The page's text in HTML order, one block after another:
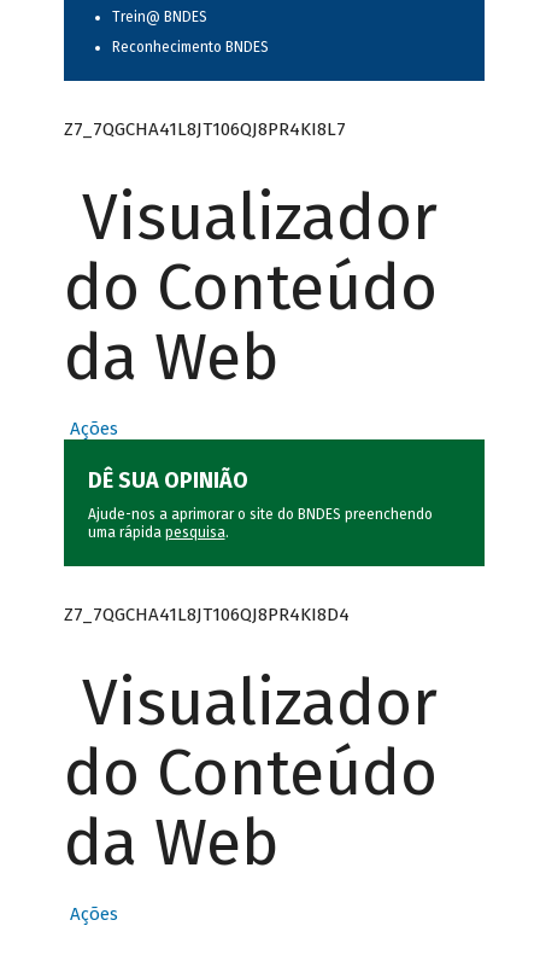
Trein@ BNDES
Reconhecimento BNDES
Z7_7QGCHA41L8JT106QJ8PR4KI8L7
Visualizador
do Conteúdo
da Web
Ações
DÊ SUA OPINIÃO
Ajude-nos a aprimorar o site do BNDES preenchendo
uma rápida pesquisa.
Z7_7QGCHA41L8JT106QJ8PR4KI8D4
Visualizador
do Conteúdo
da Web
Ações